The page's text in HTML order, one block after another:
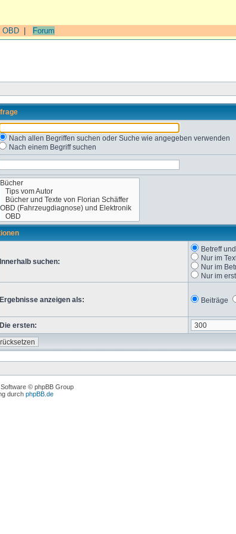
OBD Forum
Nach allen Begriffen suchen oder Suche wie angegeben verwenden
Nach einem Begriff suchen
Innerhalb suchen:
Betreff
Nur im
Nur im
Nur im
Ergebnisse anzeigen als: Beiträge
Die ersten:
© phpBB Group
durch phpBB.de